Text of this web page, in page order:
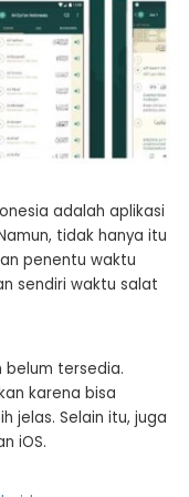
adalah aplikasi
tidak hanya itu
penentu waktu
sendiri waktu salat
belum tersedia.
karena bisa
jelas. Selain itu, juga
iOS.